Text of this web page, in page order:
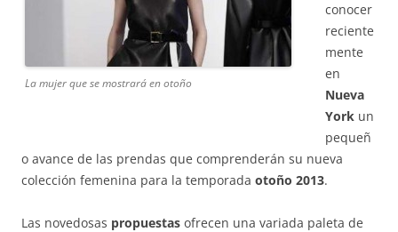
La mujer que se mostrará en otoño
conocer
reciente
mente
en
Nueva
York un
pequeñ
o avance de las prendas que comprenderán su nueva
colección femenina para la temporada otoño 2013.
Las novedosas propuestas ofrecen una variada paleta de